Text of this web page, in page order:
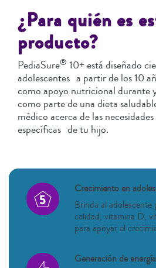
¿Para quién es
producto?
PediaSure® 10+ está diseñado
adolescentes a partir de los 10
como apoyo nutricional durante
como parte de una dieta
médico acerca de las
específicas de tu hijo.
Crecimiento en
Brinda al adolescente
calidad, vitamina D,
para apoyar el
Generación de energía